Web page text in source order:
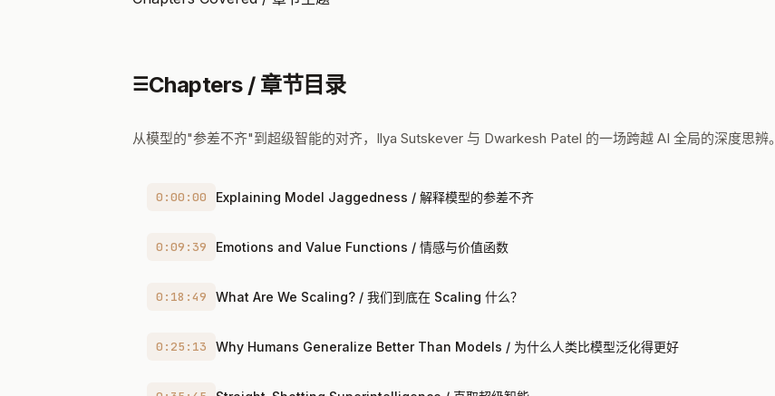
☰Chapters / 章节目录
从模型的"参差不齐"到超级智能的对齐，Ilya Sutskever 与 Dwarkesh Patel 的一场跨越 AI 全局的深度思辨。
0:00:00 Explaining Model Jaggedness / 解释模型的参差不齐
0:09:39 Emotions and Value Functions / 情感与价值函数
0:18:49 What Are We Scaling? / 我们到底在 Scaling 什么？
0:25:13 Why Humans Generalize Better Than Models / 为什么人类比模型泛化得更好